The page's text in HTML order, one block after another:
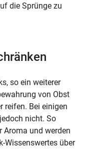
die Sprünge zu
so ein weiterer
von Obst
reifen. Bei einigen
nicht. So
Aroma und werden
Wissenswertes über